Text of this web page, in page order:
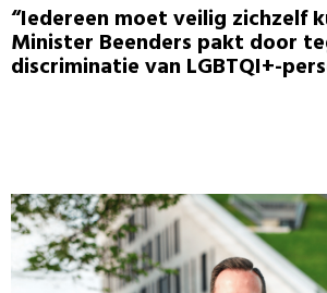
“Iedereen moet veilig zichzelf
Minister Beenders pakt door
discriminatie van LGBTQI+-